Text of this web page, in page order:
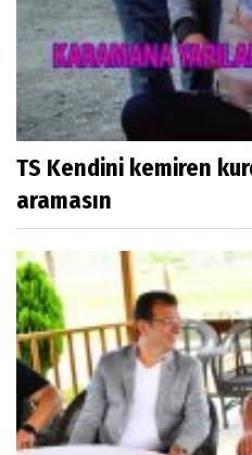
TS Kendini kemiren
aramasın